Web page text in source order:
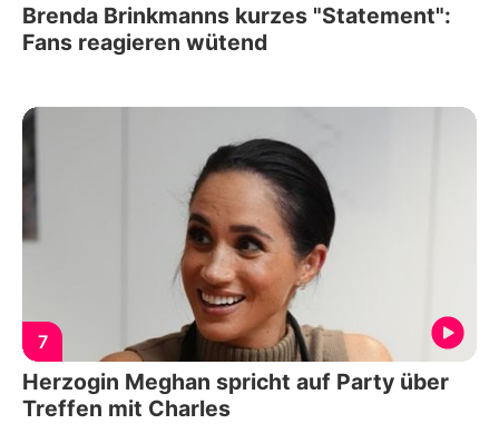
Brenda Brinkmanns kurzes "Statement":
Fans reagieren wütend
7
Herzogin Meghan spricht auf Party über
Treffen mit Charles